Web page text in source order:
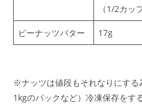
（1/2カッ
ピーナッツバター 17g
※ナッツは値段もそれなりにする
1kgのパックなど）冷凍保存をす